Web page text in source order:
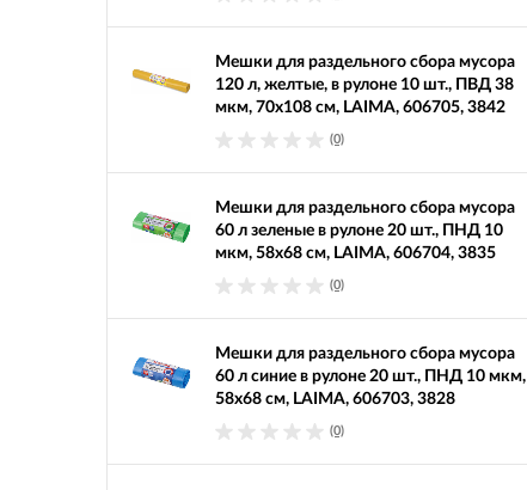
Мешки для раздельного сбора мусора
120 л, желтые, в рулоне 10 шт., ПВД 38
мкм, 70х108 см, LAIMA, 606705, 3842
(0)
Мешки для раздельного сбора мусора
60 л зеленые в рулоне 20 шт., ПНД 10
мкм, 58х68 см, LAIMA, 606704, 3835
(0)
Мешки для раздельного сбора мусора
60 л синие в рулоне 20 шт., ПНД 10 мкм,
58х68 см, LAIMA, 606703, 3828
(0)